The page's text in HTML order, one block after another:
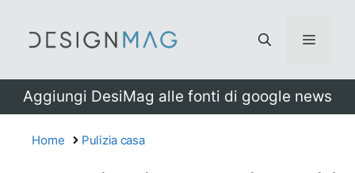
Menu
Aggiungi DesiMag alle fonti di google news
Home Pulizia casa